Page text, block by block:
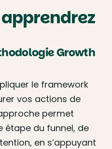
Growth
le framework
vos actions de
permet
étape du funnel, de
en s’appuyant